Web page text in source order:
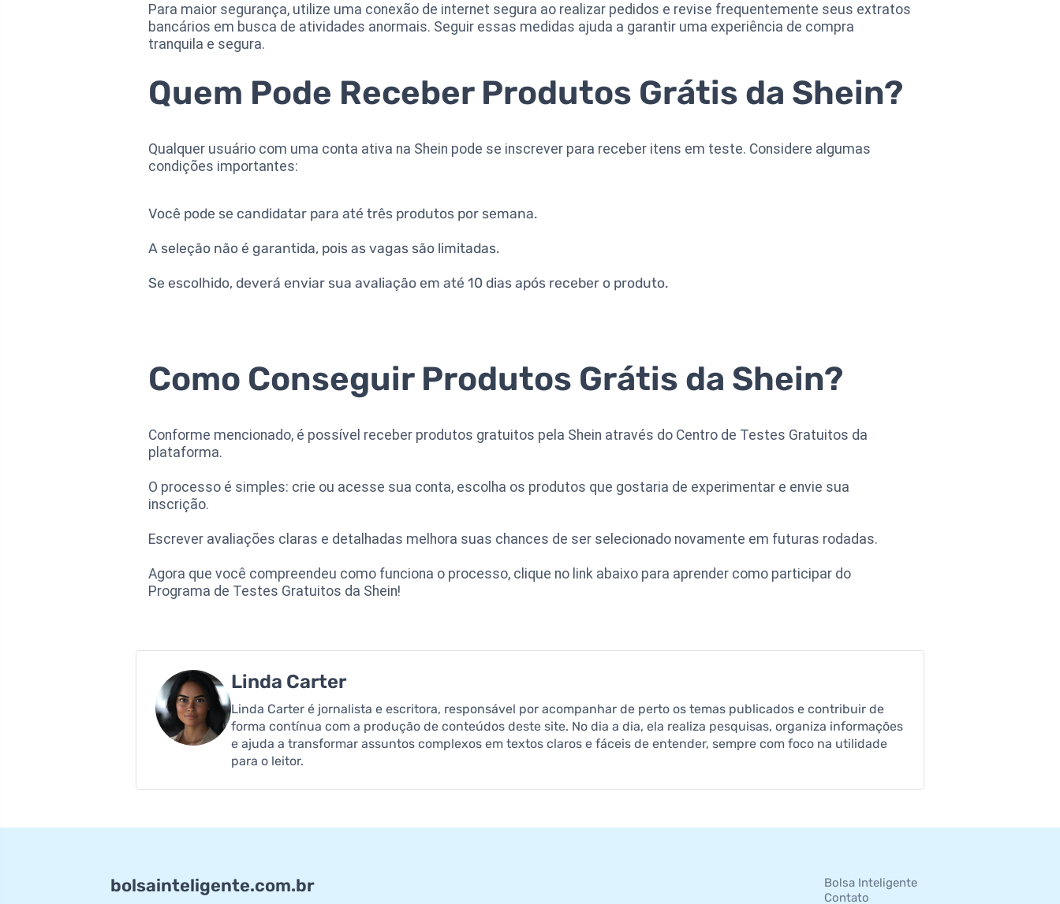
Para maior segurança, utilize uma conexão de internet segura ao realizar pedidos e revise frequentemente seus extratos
bancários em busca de atividades anormais. Seguir essas medidas ajuda a garantir uma experiência de compra
tranquila e segura.
Quem Pode Receber Produtos Grátis da Shein?
Qualquer usuário com uma conta ativa na Shein pode se inscrever para receber itens em teste. Considere algumas
condições importantes:
Você pode se candidatar para até três produtos por semana.
A seleção não é garantida, pois as vagas são limitadas.
Se escolhido, deverá enviar sua avaliação em até 10 dias após receber o produto.
Como Conseguir Produtos Grátis da Shein?
Conforme mencionado, é possível receber produtos gratuitos pela Shein através do Centro de Testes Gratuitos da
plataforma.
O processo é simples: crie ou acesse sua conta, escolha os produtos que gostaria de experimentar e envie sua
inscrição.
Escrever avaliações claras e detalhadas melhora suas chances de ser selecionado novamente em futuras rodadas.
Agora que você compreendeu como funciona o processo, clique no link abaixo para aprender como participar do
Programa de Testes Gratuitos da Shein!
Linda Carter
Linda Carter é jornalista e escritora, responsável por acompanhar de perto os temas publicados e contribuir de
forma contínua com a produção de conteúdos deste site. No dia a dia, ela realiza pesquisas, organiza informações
e ajuda a transformar assuntos complexos em textos claros e fáceis de entender, sempre com foco na utilidade
para o leitor.
bolsainteligente.com.br
Bolsa Inteligente
Contato